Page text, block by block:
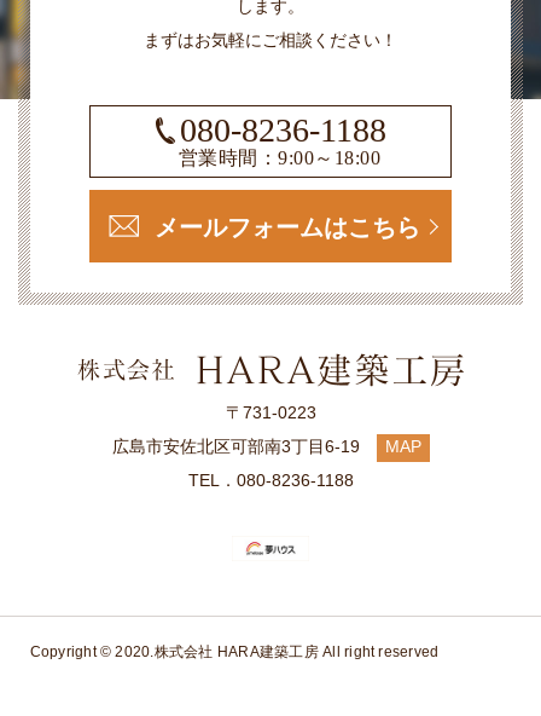
します。
まずはお気軽にご相談ください！
080-8236-1188
営業時間：9:00～18:00
メールフォームはこちら
〒731-0223
広島市安佐北区可部南3丁目6-19
MAP
TEL．080-8236-1188
Copyright © 2020.株式会社 HARA建築工房 All right reserved